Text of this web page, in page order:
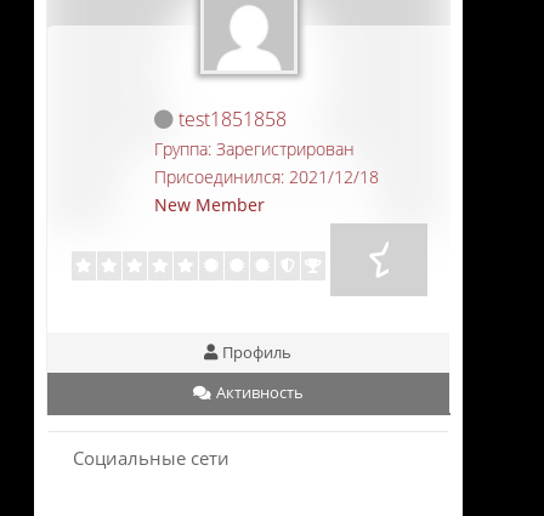
test1851858
Группа: Зарегистрирован
Присоединился: 2021/12/18
New Member
Профиль
Активность
Социальные сети